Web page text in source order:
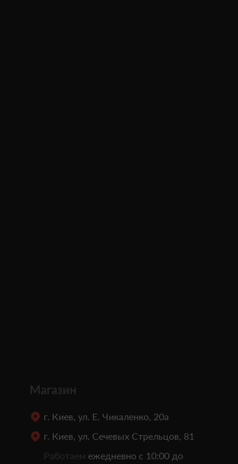
Магазин
г. Киев, ул. Е. Чикаленко, 20а
г. Киев, ул. Сечевых Стрельцов, 81
Работаем ежедневно с 10:00 до